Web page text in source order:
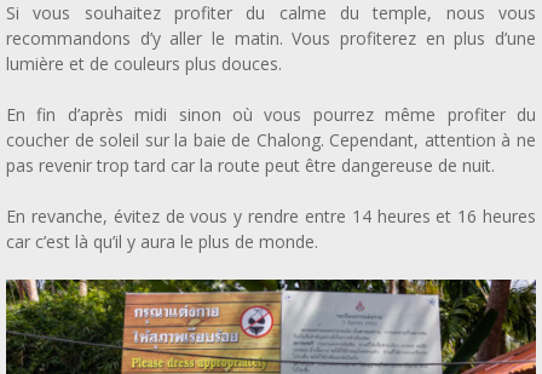
Si vous souhaitez profiter du calme du temple, nous vous
recommandons d’y aller le matin. Vous profiterez en plus d’une
lumière et de couleurs plus douces.
En fin d’après midi sinon où vous pourrez même profiter du
coucher de soleil sur la baie de Chalong. Cependant, attention à ne
pas revenir trop tard car la route peut être dangereuse de nuit.
En revanche, évitez de vous y rendre entre 14 heures et 16 heures
car c’est là qu’il y aura le plus de monde.